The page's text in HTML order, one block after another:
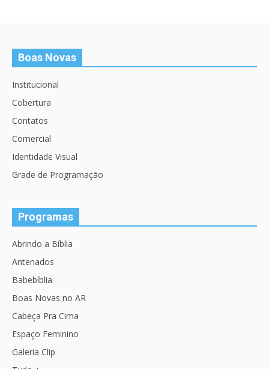
Boas Novas
Institucional
Cobertura
Contatos
Comercial
Identidade Visual
Grade de Programação
Programas
Abrindo a Bíblia
Antenados
Babebíblia
Boas Novas no AR
Cabeça Pra Cima
Espaço Feminino
Galeria Clip